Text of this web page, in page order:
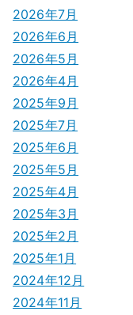
ー
シ
ョ
ン
2026年7月
2026年6月
2026年5月
2026年4月
2025年9月
2025年7月
2025年6月
2025年5月
2025年4月
2025年3月
2025年2月
2025年1月
2024年12月
2024年11月